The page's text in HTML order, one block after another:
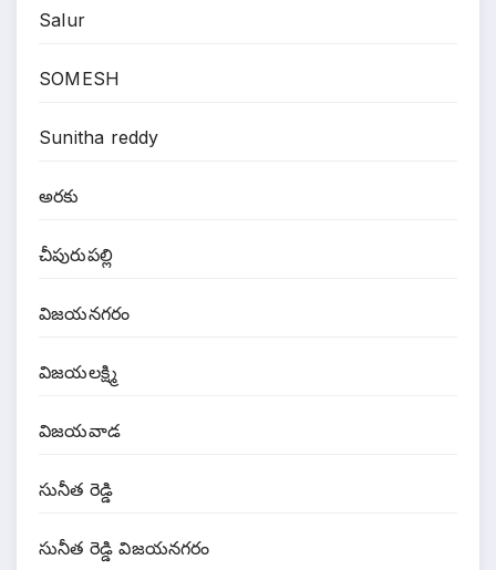
Salur
SOMESH
Sunitha reddy
అరకు
చీపురుపల్లి
విజయనగరం
విజయలక్ష్మి
విజయవాడ
సునీత రెడ్డి
సునీత రెడ్డి విజయనగరం